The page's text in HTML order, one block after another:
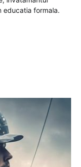
educatia formala.